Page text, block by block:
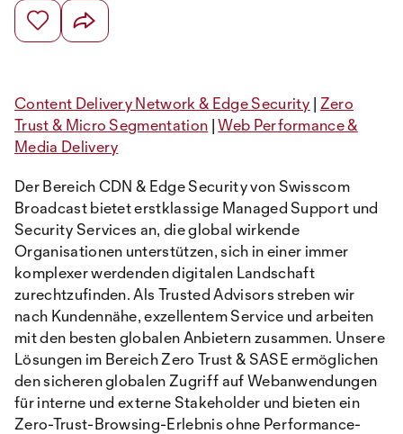
Content Delivery Network & Edge Security | Zero
Trust & Micro Segmentation |Web Performance &
Media Delivery
Der Bereich CDN & Edge Security von Swisscom
Broadcast bietet erstklassige Managed Support und
Security Services an, die global wirkende
Organisationen unterstützen, sich in einer immer
komplexer werdenden digitalen Landschaft
zurechtzufinden. Als Trusted Advisors streben wir
nach Kundennähe, exzellentem Service und arbeiten
mit den besten globalen Anbietern zusammen. Unsere
Lösungen im Bereich Zero Trust & SASE ermöglichen
den sicheren globalen Zugriff auf Webanwendungen
für interne und externe Stakeholder und bieten ein
Zero-Trust-Browsing-Erlebnis ohne Performance-